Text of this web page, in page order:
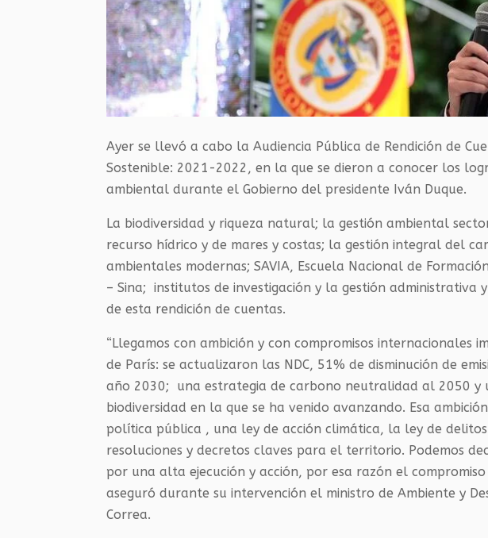
Ayer se llevó a cabo la Audiencia Pública de Rendición de
Sostenible: 2021-2022, en la que se dieron a conocer los
ambiental durante el Gobierno del presidente Iván Duque.
La biodiversidad y riqueza natural; la gestión ambiental
recurso hídrico y de mares y costas; la gestión integral del
ambientales modernas; SAVIA, Escuela Nacional de
– Sina; institutos de investigación y la gestión administrativa
de esta rendición de cuentas.
“Llegamos con ambición y con compromisos internacionales
de París: se actualizaron las NDC, 51% de disminución de
año 2030; una estrategia de carbono neutralidad al 2050 y
biodiversidad en la que se ha venido avanzando. Esa
política pública , una ley de acción climática, la ley de
resoluciones y decretos claves para el territorio. Podemos
por una alta ejecución y acción, por esa razón el
aseguró durante su intervención el ministro de Ambiente y
Correa.